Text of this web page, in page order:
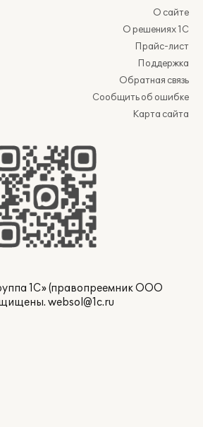
О сайте
О решениях 1С
Прайс-лист
Поддержка
Обратная связь
Сообщить об ошибке
Карта сайта
1С» (правопреемник ООО
websol@1c.ru